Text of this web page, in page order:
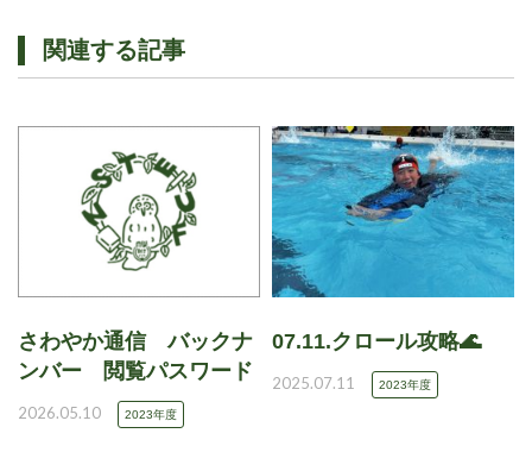
関連する記事
さわやか通信 バックナ
ンバー 閲覧パスワード
2026.05.10 2023年度
07.11.クロール攻略🌊
2025.07.11 2023年度